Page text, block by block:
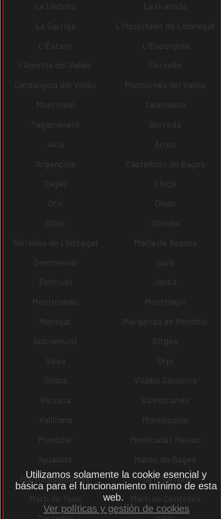
La Llacuna
La Granada
La Garriga
L´Hospitalet de Llobregat
L´Estany
L´Espunyola
l´Ametlla del Vallès
Cervelló
Cerdanyola del Vallès
Montornès del Vallès
Montmeló
Talamanca
Tagamanent
Borredà
Avià
Artés
Argençola
Castellnou de Bages
Sagàs
Lluçà
Orís
Olvan
Olost
Olivella
Torrelles de Llobregat
Maria de Besora
Sentmenat
Gaià
Fontrubí
Jorba
Montmaneu
Montmajor
Montgat
Margarida de Montbui
Sobremunt
Sitges
Seva
Orpí
Oristà
Vilalba Sasserra
Veciana
Vallromanes
Vallirana
Montesquiu
Montclar
Montcada i Reixac
Igualada
Mateu de Bages
Martí Sesgueioles
Martí Sarroca
Martí de Tous
Martí de Centelles
Utilizamos solamente la cookie esencial y
básica para el funcionamiento mínimo de esta
web.
Ver políticas y gestión de cookies